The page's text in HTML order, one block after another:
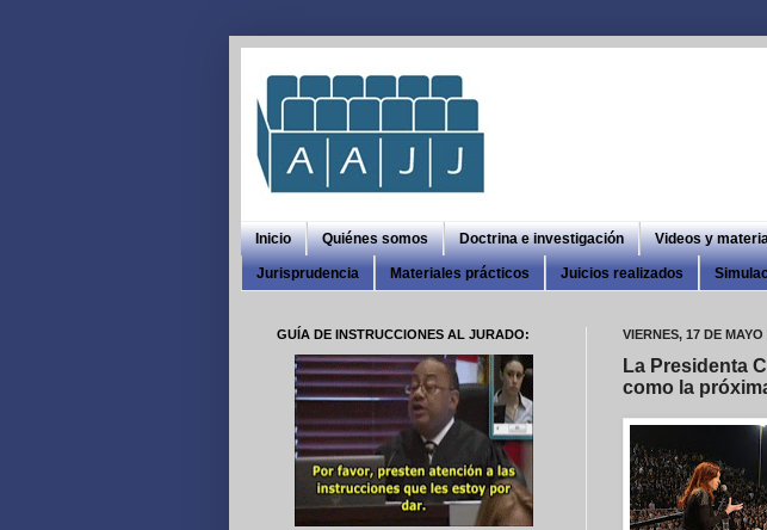
Inicio Quiénes somos Doctrina e investigación Videos y
Jurisprudencia Materiales prácticos Juicios realizados
VIERNES, 17 DE MAYO
La Presidenta
como la
GUÍA DE INSTRUCCIONES AL JURADO: